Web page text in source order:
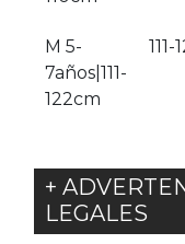
M 5-
7años|111-
122cm
111-
+
LEGALES